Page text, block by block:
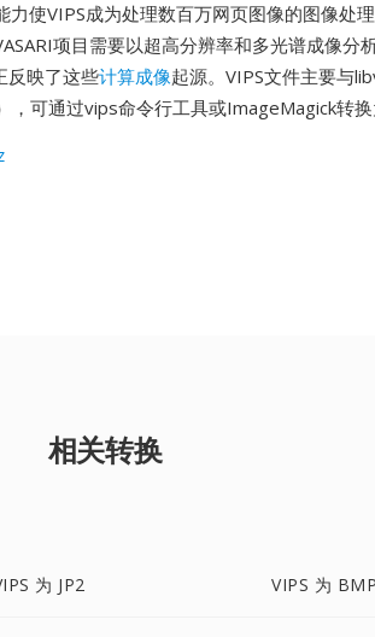
使VIPS成为处理数百万网页图像的图像处
项目需要以超高分辨率和多光谱成像分
反映了这些计算成像起源。VIPS文件主要与
，可通过vips命令行工具或ImageMagick转
相关转换
为 JP2 VIPS 为